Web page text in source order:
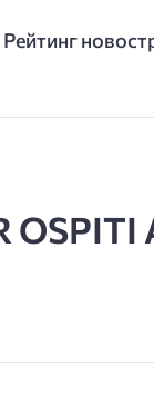
Рейтинг
OSPITI